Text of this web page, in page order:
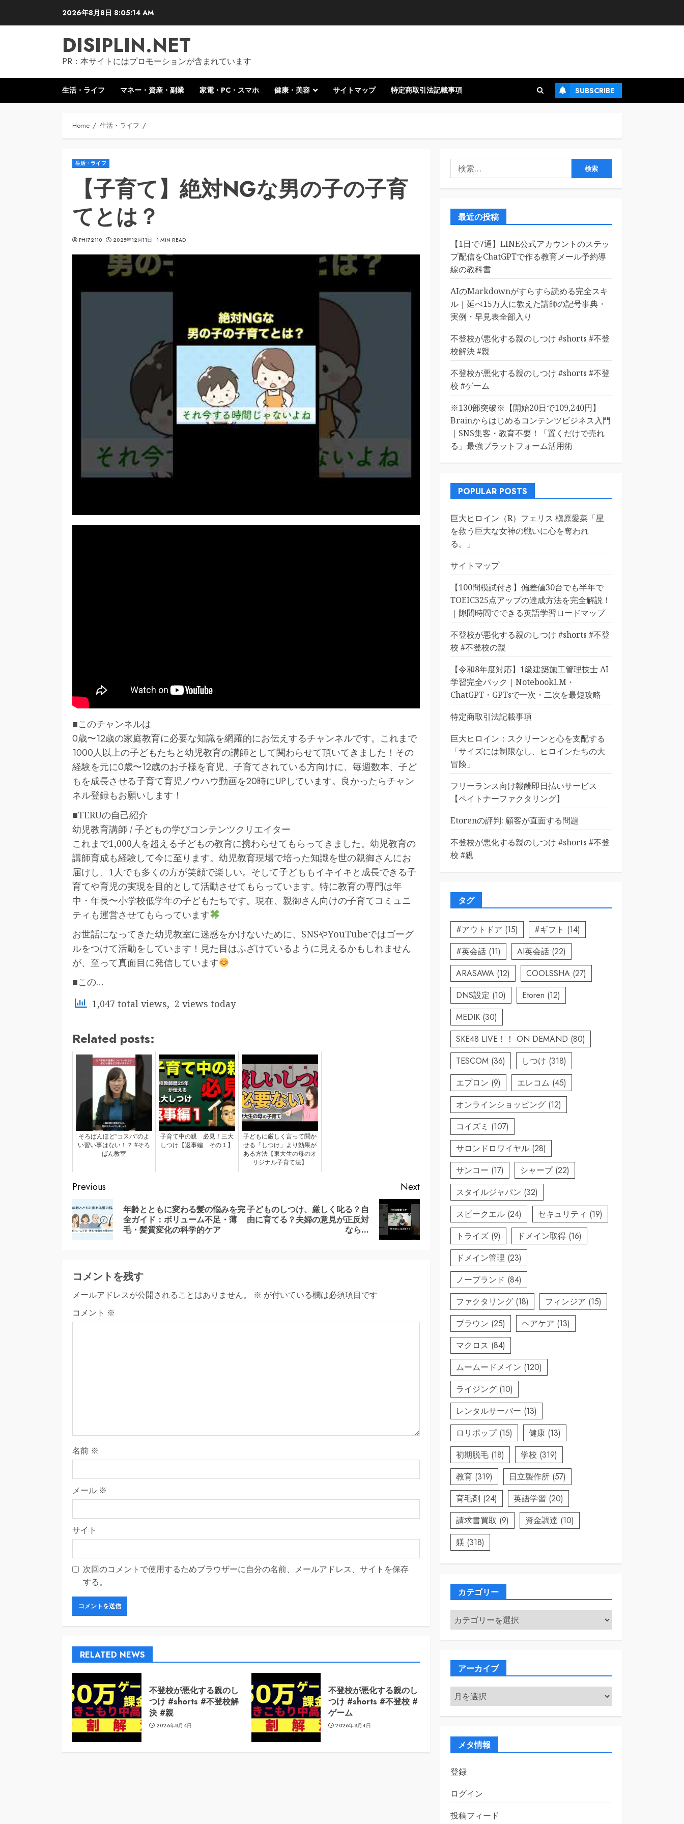
2026年8月8日 8:05:15 AM
DISIPLIN.NET
PR：本サイトにはプロモーションが含まれています
生活・ライフ マネー・資産・副業 家電・PC・スマホ 健康・美容 サイトマップ 特定商取引法記載事項 SUBSCRIBE
Home 生活・ライフ
生活・ライフ
【子育て】絶対NGな男の子の子育
てとは？
PHI72110 2025年12月11日 1 MIN READ
■このチャンネルは
0歳〜12歳の家庭教育に必要な知識を網羅的にお伝えするチャンネルです。これまで
1000人以上の子どもたちと幼児教育の講師として関わらせて頂いてきました！その
経験を元に0歳〜12歳のお子様を育児、子育てされている方向けに、毎週数本、子ど
もを成長させる子育て育児ノウハウ動画を20時にUPしています。良かったらチャン
ネル登録もお願いします！
■TERUの自己紹介
幼児教育講師 / 子どもの学びコンテンツクリエイター
これまで1,000人を超える子どもの教育に携わらせてもらってきました。幼児教育の
講師育成も経験して今に至ります。幼児教育現場で培った知識を世の親御さんにお
届けし、1人でも多くの方が笑顔で楽しい。そして子どももイキイキと成長できる子
育てや育児の実現を目的として活動させてもらっています。特に教育の専門は年
中・年長〜小学校低学年の子どもたちです。現在、親御さん向けの子育てコミュニ
ティも運営させてもらっています
お世話になってきた幼児教室に迷惑をかけないために、SNSやYouTubeではゴーグ
ルをつけて活動をしています！見た目はふざけているように見えるかもしれません
が、至って真面目に発信しています
■この…
1,047 total views, 2 views today
Related posts:
そろばんほど“コスパ”のよ
い習い事はない！？ #そろ
ばん教室
子育て中の親 必見！三大
しつけ【返事編 その１】
子どもに厳しく言って聞か
せる「しつけ」より効果が
ある方法【東大生の母のオ
リジナル子育て法】
Continue
Reading
Previous
Previous
年齢とともに変わる髪の悩みを完
全ガイド：ボリューム不足・薄
毛・髪質変化の科学的ケア
Next
Next
子どものしつけ、厳しく叱る？自
由に育てる？夫婦の意見が正反対
なら…
コメントを残す
メールアドレスが公開されることはありません。 ※ が付いている欄は必須項目です
コメント ※
名前 ※
メール ※
サイト
次回のコメントで使用するためブラウザーに自分の名前、メールアドレス、サイトを保存
する。
RELATED NEWS
不登校が悪化する親のし
つけ #shorts #不登校解
決 #親
2026年8月4日
不登校が悪化する親のし
つけ #shorts #不登校 #
ゲーム
2026年8月4日
検
索:
最近の投稿
【1日で7通】LINE公式アカウントのステッ
プ配信をChatGPTで作る教育メール予約導
線の教科書
AIのMarkdownがすらすら読める完全スキ
ル｜延べ15万人に教えた講師の記号事典・
実例・早見表全部入り
不登校が悪化する親のしつけ #shorts #不登
校解決 #親
不登校が悪化する親のしつけ #shorts #不登
校 #ゲーム
※130部突破※【開始20日で109,240円】
Brainからはじめるコンテンツビジネス入門
｜SNS集客・教育不要！「置くだけで売れ
る」最強プラットフォーム活用術
POPULAR POSTS
巨大ヒロイン（R）フェリス 槇原愛菜「星
を救う巨大な女神の戦いに心を奪われ
る。」
サイトマップ
【100問模試付き】偏差値30台でも半年で
TOEIC325点アップの達成方法を完全解説！
｜隙間時間でできる英語学習ロードマップ
不登校が悪化する親のしつけ #shorts #不登
校 #不登校の親
【令和8年度対応】1級建築施工管理技士 AI
学習完全パック｜NotebookLM・
ChatGPT・GPTsで一次・二次を最短攻略
特定商取引法記載事項
巨大ヒロイン：スクリーンと心を支配する
「サイズには制限なし、ヒロインたちの大
冒険」
フリーランス向け報酬即日払いサービス
【ペイトナーファクタリング】
Etorenの評判: 顧客が直面する問題
不登校が悪化する親のしつけ #shorts #不登
校 #親
タグ
#アウトドア (15) #ギフト (14)
#英会話 (11) AI英会話 (22)
ARASAWA (12) COOLSSHA (27)
DNS設定 (10) Etoren (12)
MEDIK (30)
SKE48 LIVE！！ ON DEMAND (80)
TESCOM (36) しつけ (318)
エプロン (9) エレコム (45)
オンラインショッピング (12)
コイズミ (107)
サロンドロワイヤル (28)
サンコー (17) シャープ(22)
スタイルジャパン (32)
スピークエル (24) セキュリティ (19)
トライズ (9) ドメイン取得 (16)
ドメイン管理 (23)
ノーブランド (84)
ファクタリング (18) フィンジア (15)
ブラウン (25) ヘアケア (13)
マクロス (84)
ムームードメイン (120)
ライジング (10)
レンタルサーバー (13)
ロリポップ(15) 健康 (13)
初期脱毛 (18) 学校 (319)
教育 (319) 日立製作所 (57)
育毛剤 (24) 英語学習 (20)
請求書買取 (9) 資金調達 (10)
躾 (318)
カテゴリー
カ
テ
ゴ
アーカイブ
ア
ー
カ
メタ情報
登録
ログイン
投稿フィード